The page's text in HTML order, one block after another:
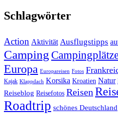
Schlagwörter
Action Aktivität Ausflugstipps
Camping
Europa Europareisen Fotos
Kajak Klappdach Korsika Kroatien Natur
Reiseblog Reisefotos Reisen
Roadtrip schönes Deutschland